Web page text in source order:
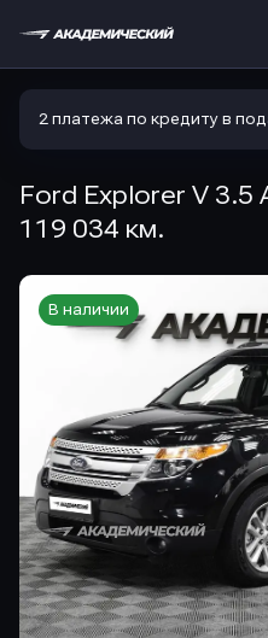
2 платежа по кредиту в
Ford Explorer V 3.5
119 034 км.
В наличии